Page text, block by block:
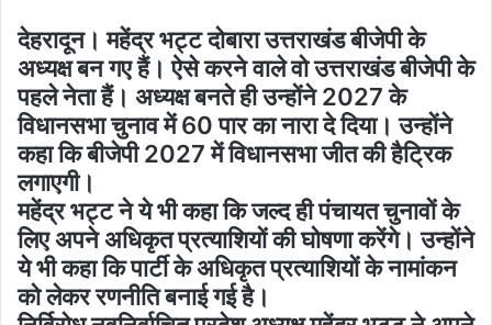
देहरादून। महेंद्र भट्ट दोबारा उत्तराखंड बीजेपी के
अध्यक्ष बन गए हैं। ऐसे करने वाले वो उत्तराखंड बीजेपी के
पहले नेता हैं। अध्यक्ष बनते ही उन्होंने 2027 के
विधानसभा चुनाव में 60 पार का नारा दे दिया। उन्होंने
कहा कि बीजेपी 2027 में विधानसभा जीत की हैट्रिक
लगाएगी।
महेंद्र भट्ट ने ये भी कहा कि जल्द ही पंचायत चुनावों के
लिए अपने अधिकृत प्रत्याशियों की घोषणा करेंगे। उन्होंने
ये भी कहा कि पार्टी के अधिकृत प्रत्याशियों के नामांकन
को लेकर रणनीति बनाई गई है।